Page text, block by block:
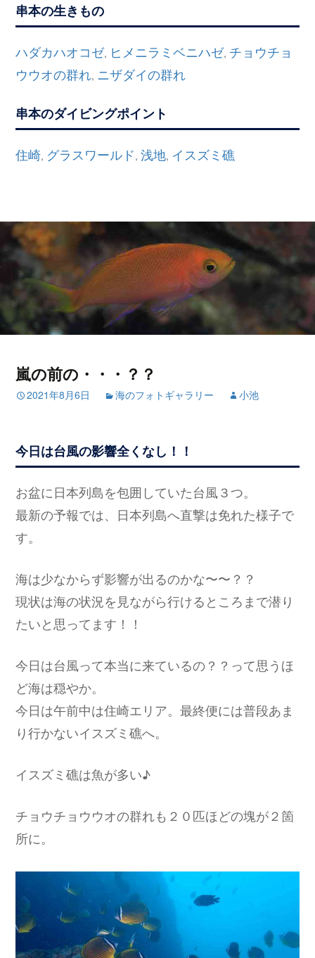
串本の生きもの
ハダカハオコゼ, ヒメニラミベニハゼ, チョウチョ
ウウオの群れ, ニザダイの群れ
串本のダイビングポイント
住崎, グラスワールド,浅地, イスズミ礁
嵐の前の・・・？？
2021年8月6日 海のフォトギャラリー 小池
今日は台風の影響全くなし！！
お盆に日本列島を包囲していた台風３つ。
最新の予報では、日本列島へ直撃は免れた様子で
す。
海は少なからず影響が出るのかな〜〜？？
現状は海の状況を見ながら行けるところまで潜り
たいと思ってます！！
今日は台風って本当に来ているの？？って思うほ
ど海は穏やか。
今日は午前中は住崎エリア。最終便には普段あま
り行かないイスズミ礁へ。
イスズミ礁は魚が多い♪
チョウチョウウオの群れも２０匹ほどの塊が２箇
所に。